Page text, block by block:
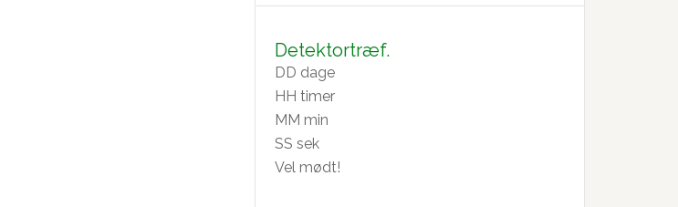
Detektortræf.
DD dage
HH timer
MM min
SS sek
Vel mødt!